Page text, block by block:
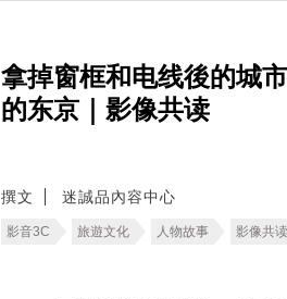
拿掉窗框和电线後的城
的东京｜影像共读
撰文 迷誠品內容中心
影音3C 旅遊文化 人物故事 影像共读